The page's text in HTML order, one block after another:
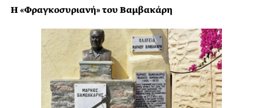
Η «Φραγκοσυριανή» του Βαμβακάρη